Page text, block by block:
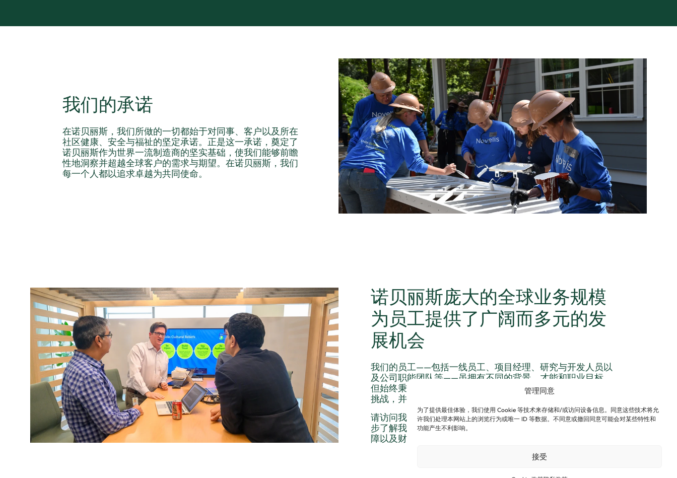
管理同意
为了提供最佳体验，我们使用 Cookie 等技术来存储和/或访问设备信息。同意这些技术将允
许我们处理本网站上的浏览行为或唯一 ID 等数据。不同意或撤回同意可能会对某些特性和
功能产生不利影响。
接受
我们的承诺
在诺贝丽斯，我们所做的一切都始于对同事、客户以及所在
社区健康、安全与福祉的坚定承诺。正是这一承诺，奠定了
诺贝丽斯作为世界一流制造商的坚实基础，使我们能够前瞻
性地洞察并超越全球客户的需求与期望。在诺贝丽斯，我们
每一个人都以追求卓越为共同使命。
诺贝丽斯庞大的全球业务规模
为员工提供了广阔而多元的发
展机会
我们的员工——包括一线员工、项目经理、研究与开发人员以
及公司职能团队等——虽拥有不同的背景、才能和职业目标，
但始终秉持共同的使命，紧密协作，致力于解决客户面临的
挑战，并推动我们所服务行业的持续发展。
请访问我们的职业页面，了解具体职位的相关信息，并进一
步了解我们为员工提供的各项福利，包括员工关怀、医疗保
障以及财务规划支持工具。